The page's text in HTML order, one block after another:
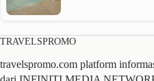
TRAVELSPROMO
travelspromo.com platform